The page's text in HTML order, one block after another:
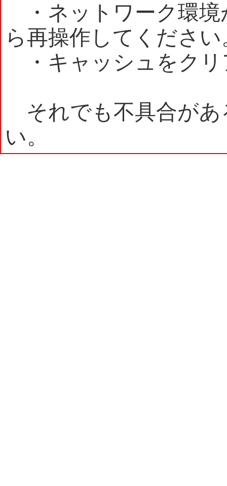
・ネットワーク環境
ら再操作してください
・キャッシュをクリ
それでも不具合があ
い。